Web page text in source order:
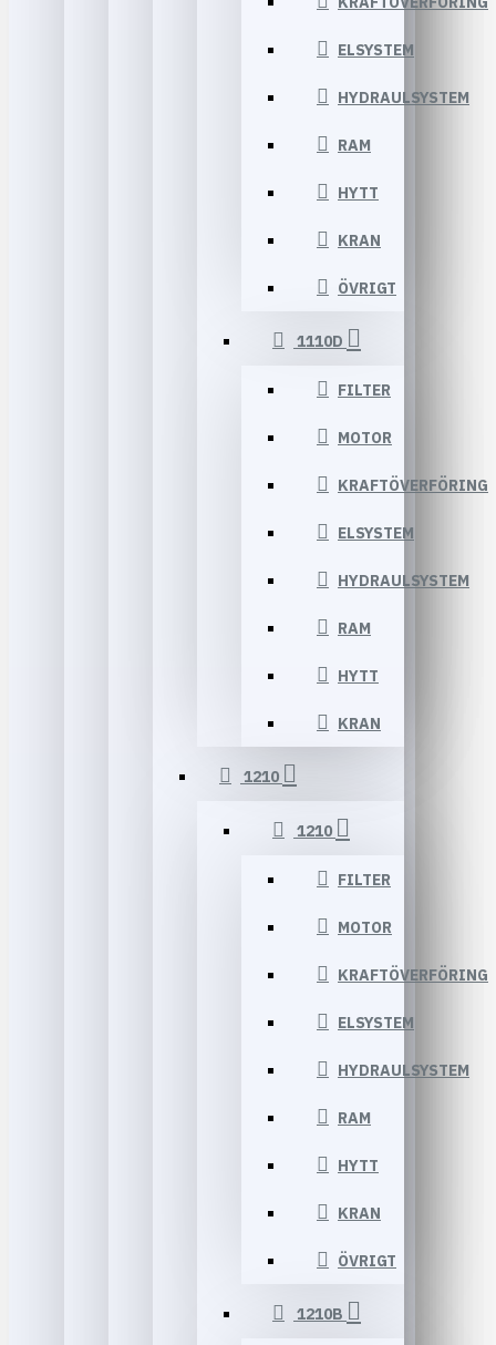
ELSYSTEM
HYDRAULSYSTEM
RAM
HYTT
KRAN
ÖVRIGT
1110D
FILTER
MOTOR
KRAFTÖVERFÖRING
ELSYSTEM
HYDRAULSYSTEM
RAM
HYTT
KRAN
1210
1210
FILTER
MOTOR
KRAFTÖVERFÖRING
ELSYSTEM
HYDRAULSYSTEM
RAM
HYTT
KRAN
ÖVRIGT
1210B